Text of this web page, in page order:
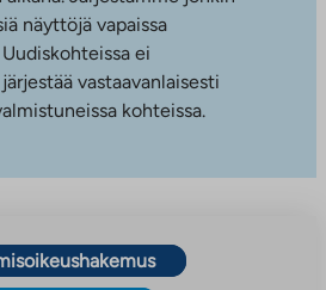
näyttöjä vapaissa
ei
vastaavanlaisesti
kohteissa.